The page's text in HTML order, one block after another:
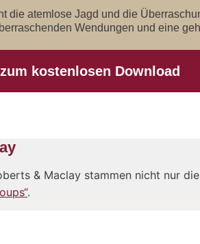
die atemlose Jagd und die
Wendungen und eine
kostenlosen Download
& Maclay stammen nicht nur
.